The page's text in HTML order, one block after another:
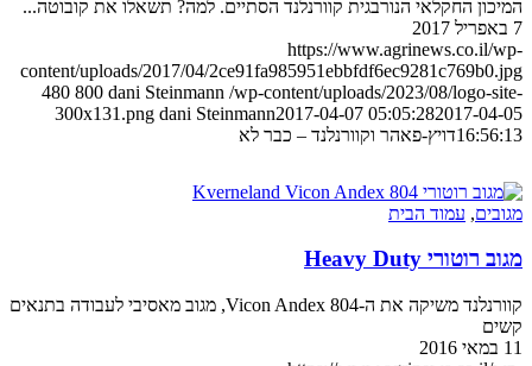
המיכון החקלאי הנורבגית קוורנלנד הסתיים. למה? תשאלו את קובוטה...
7 באפריל 2017
https://www.agrinews.co.il/wp-
content/uploads/2017/04/2ce91fa985951ebbfdf6ec9281c769b0.jpg
480 800 dani Steinmann /wp-content/uploads/2023/08/logo-site-
300x131.png dani Steinmann2017-04-07 05:05:282017-04-05
16:56:13דויץ-פאהר וקוורנלנד – כבר לא
מגובים, עמוד הבית
מגוב רוטורי Heavy Duty
קוורנלנד משיקה את ה-Vicon Andex 804, מגוב מאסיבי לעבודה בתנאים
קשים
11 במאי 2016